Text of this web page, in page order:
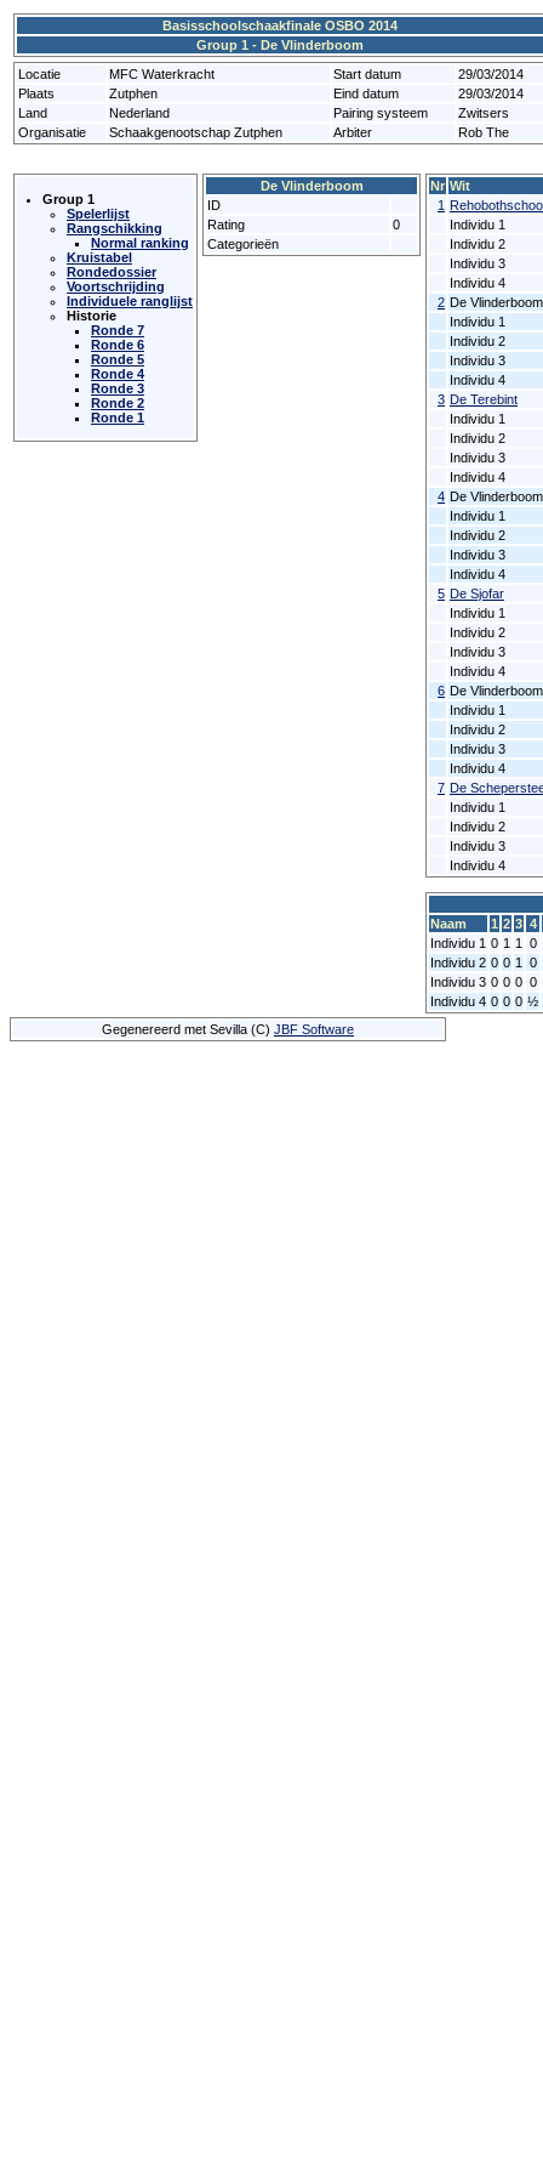
Basisschoolschaakfinale OSBO 2014
Group 1 - De Vlinderboom
Locatie
MFC Waterkracht Start datum
29/03/2014
Plaats
Zutphen Eind datum
29/03/2014
Land
Nederland Pairing systeem
Zwitsers
Organisatie
Schaakgenootschap Zutphen Arbiter Rob The
Group 1
Spelerlijst
Rangschikking
Normal ranking
Kruistabel
Rondedossier
Voortschrijding
Individuele ranglijst
Historie
Ronde 7
Ronde 6
Ronde 5
Ronde 4
Ronde 3
Ronde 2
Ronde 1
De Vlinderboom
ID
Rating
0
Categorieën
Nr Wit
1
Individu 1
Individu 2
Individu 3
Individu 4
2 De Vlinderboom
Individu 1
Individu 2
Individu 3
Individu 4
3 De Terebint
Individu 1
Individu 2
Individu 3
Individu 4
4 De Vlinderboom
Individu 1
Individu 2
Individu 3
Individu 4
5 De Sjofar
Individu 1
Individu 2
Individu 3
Individu 4
6 De Vlinderboom
Individu 1
Individu 2
Individu 3
Individu 4
7 De
Individu 1
Individu 2
Individu 3
Individu 4
Naam 1 2 3 4
Individu 1 0 1 1
0
Individu 2 0 0 1
0
Individu 3 0 0 0 0
Individu 4 0 0 0 ½
Gegenereerd met Sevilla (C) JBF Software